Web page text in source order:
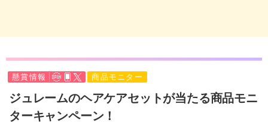
懸賞情報 商品モニター
ジュレームのヘアケアセットが当たる商品モニ
ターキャンペーン！